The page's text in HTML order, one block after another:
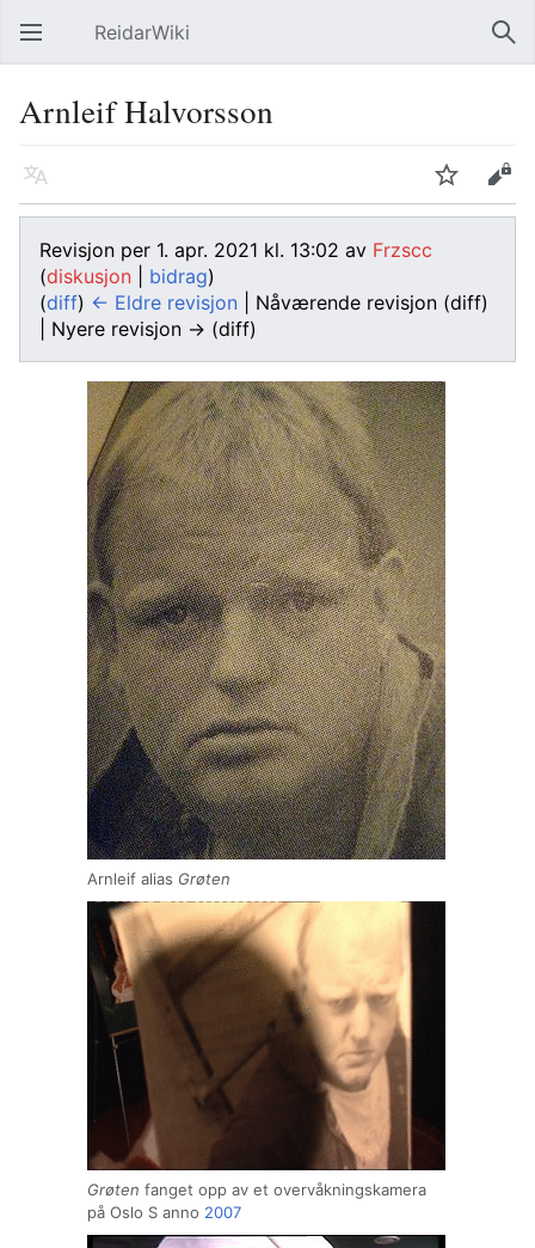
Åpne hovedmenyen ReidarWiki Søk
Arnleif Halvorsson
Språk Overvåk Rediger
Revisjon per 1. apr. 2021 kl. 13:02 av Frzscc
(diskusjon bidrag)
(diff) ← Eldre revisjon | Nåværende revisjon (diff)
| Nyere revisjon → (diff)
Arnleif alias Grøten
Grøten fanget opp av et overvåkningskamera
på Oslo S anno 2007